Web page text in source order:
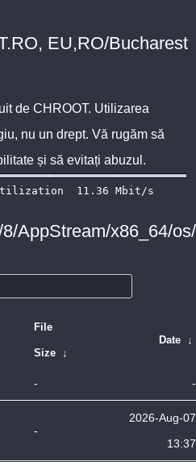
EU,RO/Bucharest
de CHROOT. Utilizarea
nu un drept. Vă rugăm să
și să evitați abuzul.
AppStream/x86_64/os/
File
Size ↓
Date ↓
- -
-
2026-Aug-07
13:37